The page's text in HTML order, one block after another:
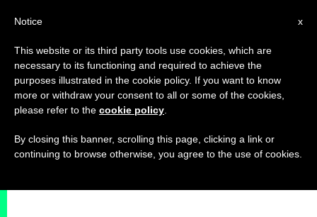
x
Notice
This website or its third party tools use cookies, which are
necessary to its functioning and required to achieve the
purposes illustrated in the cookie policy. If you want to know
more or withdraw your consent to all or some of the cookies,
please refer to the cookie policy
By closing this banner, scrolling this page, clicking a link or
continuing to browse otherwise, you agree to the use of cookies.